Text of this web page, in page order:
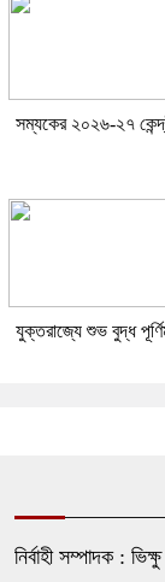
সম্যকের ২০২৬-২৭
যুক্তরাজ্যে শুভ বুদ্ধ
নির্বাহী সম্পাদক :